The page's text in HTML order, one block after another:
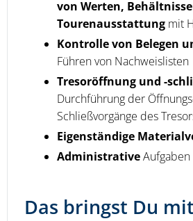
von Werten,
Tourenausstattung mit
Kontrolle von Belegen
Führen von Nachweislisten
Tresoröffnung und -
Durchführung der
Schließvorgänge des
Eigenständige
AdministrativeAufgaben
Das bringst Du mit